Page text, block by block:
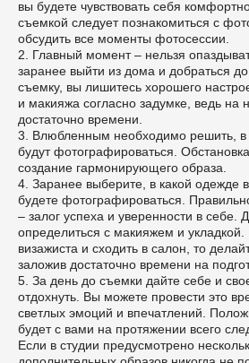
вы будете чувствовать себя
съемкой следует познакомиться с
обсудить все моменты фотосессии.
2. Главный момент – нельзя
заранее выйти из дома и добраться
съемку, вы лишитесь хорошего
и макияжа согласно задумке, ведь на
достаточно времени.
3. Влюбленным необходимо решить, в
будут фотографироваться.
создание гармонирующего образа.
4. Заранее выберите, в какой одежде
будете фотографироваться.
– залог успеха и уверенности в себе.
определиться с макияжем и укладкой.
визажиста и сходить в салон, то
заложив достаточно времени на
5. За день до съемки дайте себе и
отдохнуть. Вы можете провести это
светлых эмоций и впечатлений.
будет с вами на протяжении всего
Если в студии предусмотрено